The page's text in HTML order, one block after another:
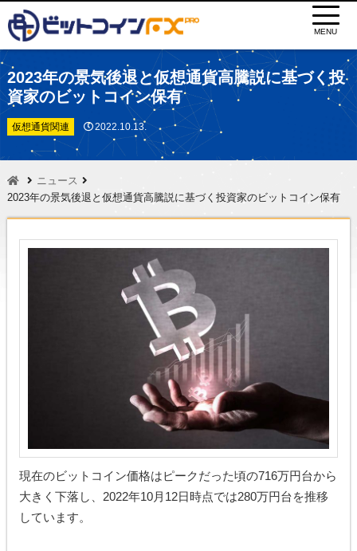
MENU
2023年の景気後退と仮想通貨高騰説に基づく投
資家のビットコイン保有
仮想通貨関連 2022.10.13.
ニュース
2023年の景気後退と仮想通貨高騰説に基づく投資家のビットコイン保有
現在のビットコイン価格はピークだった頃の716万円台から
大きく下落し、2022年10月12日時点では280万円台を推移
しています。